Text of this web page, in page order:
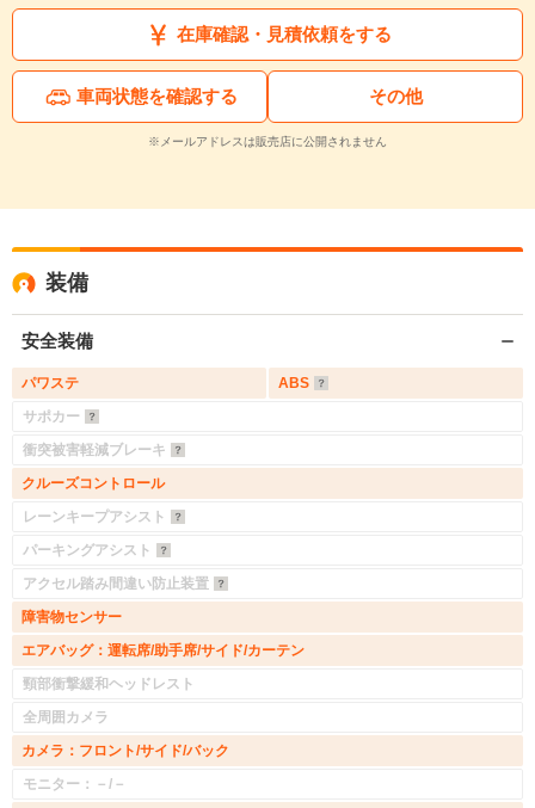
在庫確認・見積依頼をする
車両状態を確認する その他
※メールアドレスは販売店に公開されません
装備
安全装備
パワステ
ABS
サポカー
衝突被害軽減ブレーキ
クルーズコントロール
レーンキープアシスト
パーキングアシスト
アクセル踏み間違い防止装置
障害物センサー
エアバッグ：運転席/助手席/サイド/カーテン
頸部衝撃緩和ヘッドレスト
全周囲カメラ
カメラ：フロント/サイド/バック
モニター：－/－